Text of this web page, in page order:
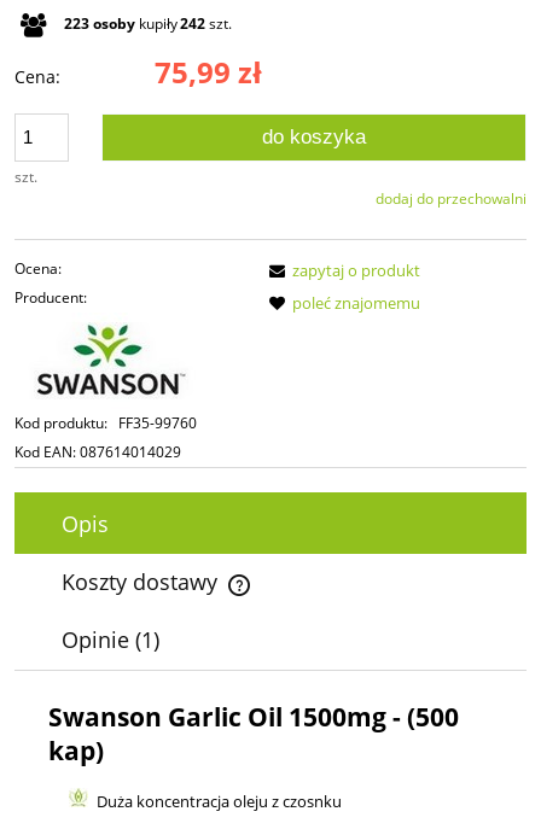
223osoby kupiły242szt.
Cena: 75,99 zł
szt.
do koszyka
dodaj do przechowalni
Ocena:
Producent:
Kod produktu: FF35-99760
Kod EAN:087614014029
zapytaj o produkt
poleć znajomemu
Opis
Koszty dostawy
Cena nie zawiera ewentualnych kosztów płatności
Opinie (1)
Swanson Garlic Oil 1500mg - (500
kap)
Duża koncentracja oleju z czosnku